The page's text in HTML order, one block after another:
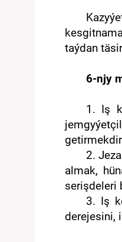
taýdan
6-njy
1. Iş
2.
almak,
serişdeleri
3. Iş
derejesini,